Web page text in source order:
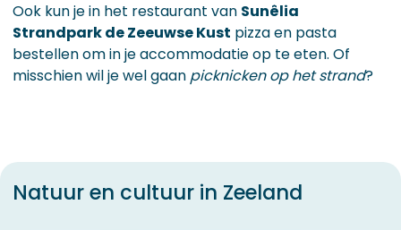
Ook kun je in het restaurant van Sunêlia
Strandpark de Zeeuwse Kust pizza en pasta
bestellen om in je accommodatie op te eten. Of
misschien wil je wel gaan picknicken op het strand?
Natuur en cultuur in Zeeland